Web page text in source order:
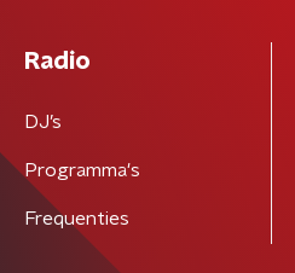
Radio
DJ’s
Programma's
Frequenties